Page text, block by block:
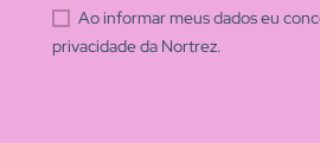
Ao informar meus dados eu
privacidade da Nortrez.